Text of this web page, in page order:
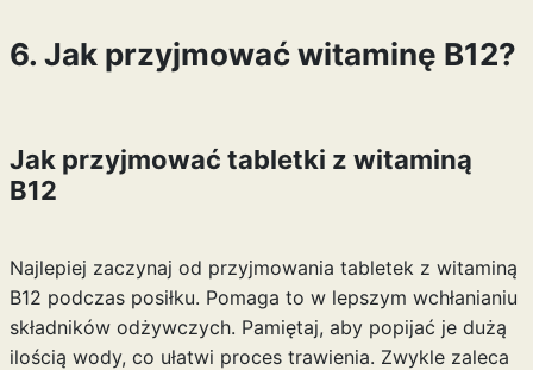
6. Jak przyjmować witaminę B12?
Jak przyjmować tabletki z witaminą
B12
Najlepiej zaczynaj od przyjmowania tabletek z witaminą
B12 podczas posiłku. Pomaga to w lepszym wchłanianiu
składników odżywczych. Pamiętaj, aby popijać je dużą
ilością wody, co ułatwi proces trawienia. Zwykle zaleca